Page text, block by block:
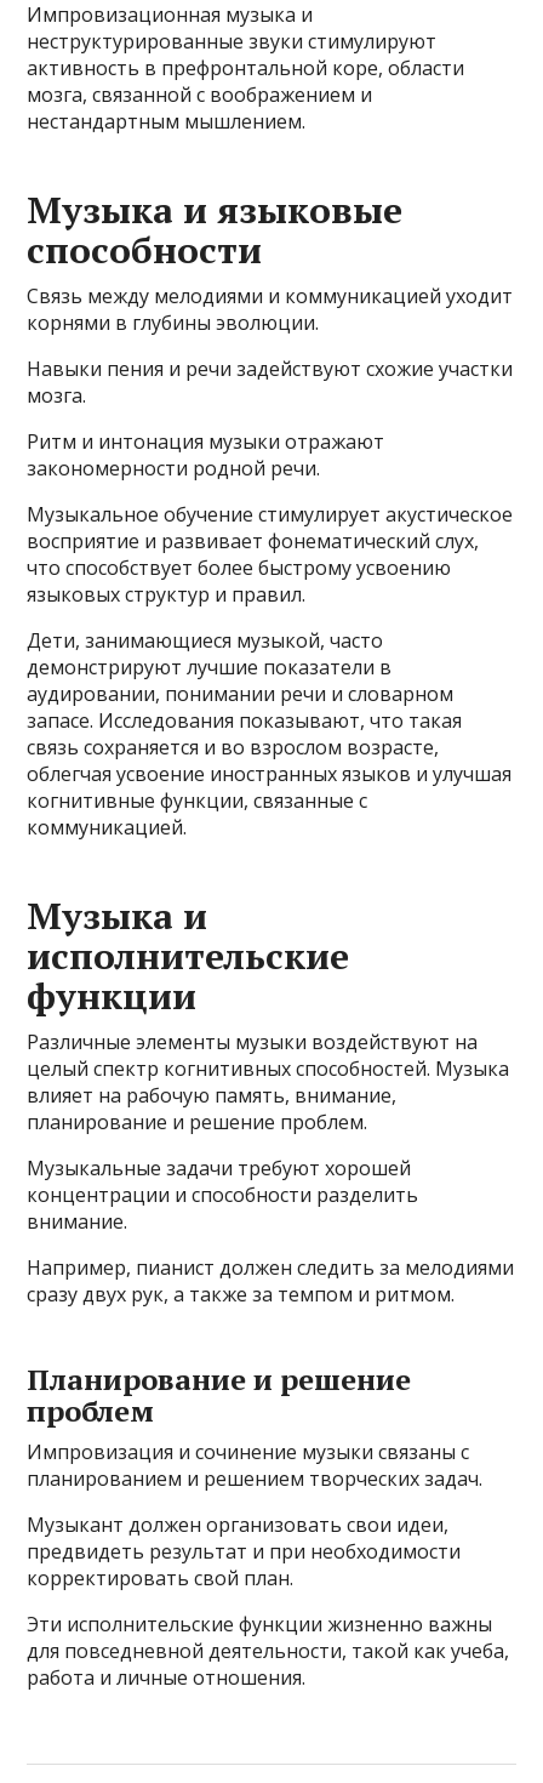
Импровизационная музыка и
неструктурированные звуки стимулируют
активность в префронтальной коре, области
мозга, связанной с воображением и
нестандартным мышлением.
Музыка и языковые
способности
Связь между мелодиями и коммуникацией уходит
корнями в глубины эволюции.
Навыки пения и речи задействуют схожие участки
мозга.
Ритм и интонация музыки отражают
закономерности родной речи.
Музыкальное обучение стимулирует акустическое
восприятие и развивает фонематический слух,
что способствует более быстрому усвоению
языковых структур и правил.
Дети, занимающиеся музыкой, часто
демонстрируют лучшие показатели в
аудировании, понимании речи и словарном
запасе. Исследования показывают, что такая
связь сохраняется и во взрослом возрасте,
облегчая усвоение иностранных языков и улучшая
когнитивные функции, связанные с
коммуникацией.
Музыка и
исполнительские
функции
Различные элементы музыки воздействуют на
целый спектр когнитивных способностей. Музыка
влияет на рабочую память, внимание,
планирование и решение проблем.
Музыкальные задачи требуют хорошей
концентрации и способности разделить
внимание.
Например, пианист должен следить за мелодиями
сразу двух рук, а также за темпом и ритмом.
Планирование и решение
проблем
Импровизация и сочинение музыки связаны с
планированием и решением творческих задач.
Музыкант должен организовать свои идеи,
предвидеть результат и при необходимости
корректировать свой план.
Эти исполнительские функции жизненно важны
для повседневной деятельности, такой как учеба,
работа и личные отношения.